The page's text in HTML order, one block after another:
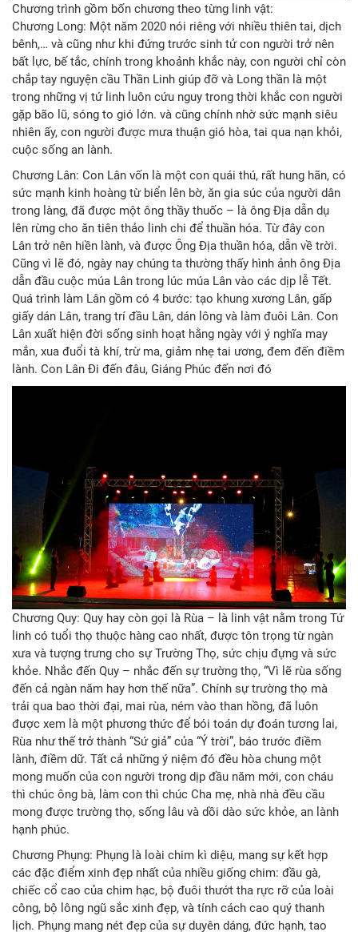
Chương trình gồm bốn chương theo từng linh vật:
Chương Long: Một năm 2020 nói riêng với nhiều thiên tai, dịch
bênh,… và cũng như khi đứng trước sinh tử con người trở nên
bất lực, bế tắc, chính trong khoảnh khắc này, con người chỉ còn
chắp tay nguyện cầu Thần Linh giúp đỡ và Long thần là một
trong những vị tứ linh luôn cứu nguy trong thời khắc con người
gặp bão lũ, sóng to gió lớn. và cũng chính nhờ sức mạnh siêu
nhiên ấy, con người được mưa thuận gió hòa, tai qua nạn khỏi,
cuộc sống an lành.
Chương Lân: Con Lân vốn là một con quái thú, rất hung hãn, có
sức mạnh kinh hoàng từ biển lên bờ, ăn gia súc của người dân
trong làng, đã được một ông thầy thuốc – là ông Địa dẫn dụ
lên rừng cho ăn tiên thảo linh chi để thuần hóa. Từ đây con
Lân trở nên hiền lành, và được Ông Địa thuần hóa, dẫn về trời.
Cũng vì lẽ đó, ngày nay chúng ta thường thấy hình ảnh ông Địa
dẫn đầu cuộc múa Lân trong lúc múa Lân vào các dịp lễ Tết.
Quá trình làm Lân gồm có 4 bước: tạo khung xương Lân, gấp
giấy dán Lân, trang trí đầu Lân, dán lông và làm đuôi Lân. Con
Lân xuất hiện đời sống sinh hoạt hằng ngày với ý nghĩa may
mắn, xua đuổi tà khí, trừ ma, giảm nhẹ tai ương, đem đến điềm
lành. Con Lân Đi đến đâu, Giáng Phúc đến nơi đó
Chương Quy: Quy hay còn gọi là Rùa – là linh vật nằm trong Tứ
linh có tuổi thọ thuộc hàng cao nhất, được tôn trọng từ ngàn
xưa và tượng trưng cho sự Trường Thọ, sức chịu đựng và sức
khỏe. Nhắc đến Quy – nhắc đến sự trường thọ, “Vì lẽ rùa sống
đến cả ngàn năm hay hơn thế nữa”. Chính sự trường thọ mà
trải qua bao thời đại, mai rùa, ném vào than hồng, đã luôn
được xem là một phương thức để bói toán dự đoán tương lai,
Rùa như thế trở thành “Sứ giả” của “Ý trời”, báo trước điềm
lành, điềm dữ. Tất cả những ý niệm đó đều hòa chung một
mong muốn của con người trong dịp đầu năm mới, con cháu
thì chúc ông bà, làm con thì chúc Cha mẹ, nhà nhà đều cầu
mong được trường thọ, sống lâu và dồi dào sức khỏe, an lành
hạnh phúc.
Chương Phụng: Phụng là loài chim kì diệu, mang sự kết hợp
các đặc điểm xinh đẹp nhất của nhiều giống chim: đầu gà,
chiếc cổ cao của chim hạc, bộ đuôi thướt tha rực rỡ của loài
công, bộ lông ngũ sắc xinh đẹp, và tính cách cao quý thanh
lịch. Phụng mang nét đẹp của sự duyên dáng, đức hạnh, tao